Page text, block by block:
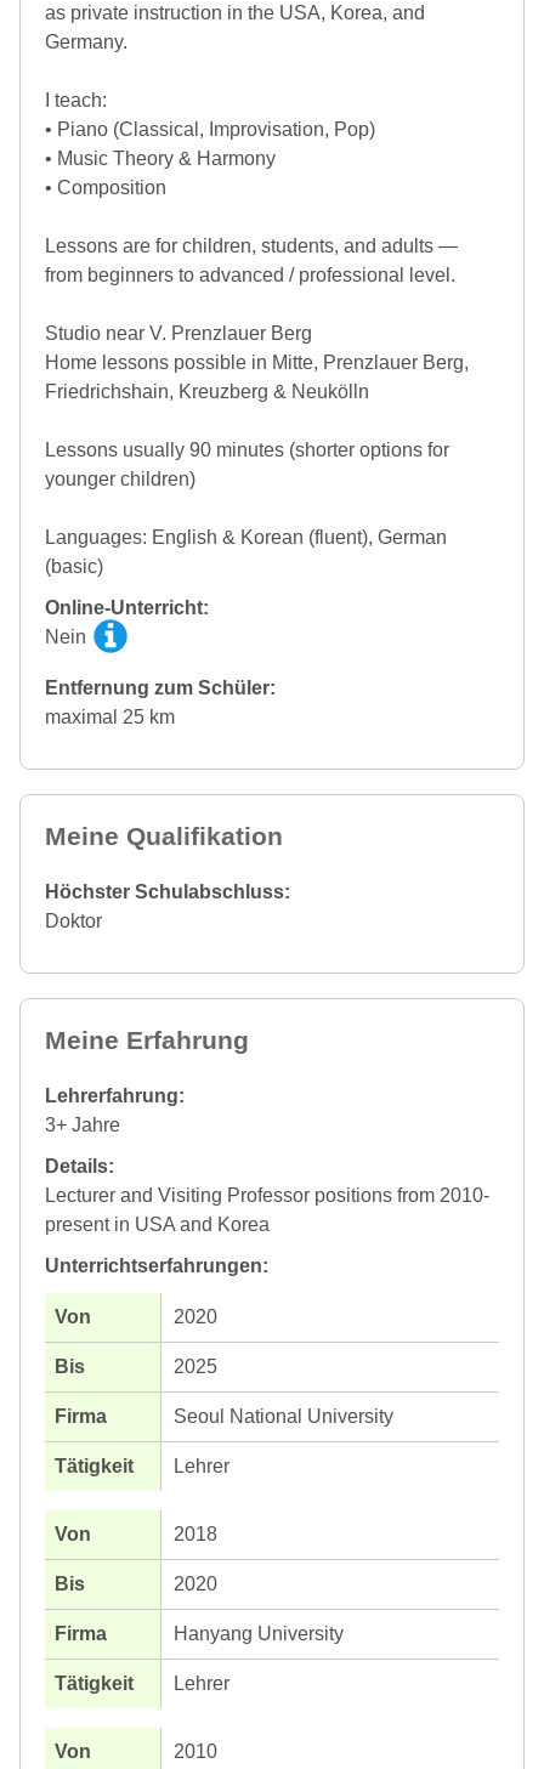
as private instruction in the USA, Korea, and
Germany.
I teach:
• Piano (Classical, Improvisation, Pop)
• Music Theory & Harmony
• Composition
Lessons are for children, students, and adults —
from beginners to advanced / professional level.
Studio near V. Prenzlauer Berg
Home lessons possible in Mitte, Prenzlauer Berg,
Friedrichshain, Kreuzberg & Neukölln
Lessons usually 90 minutes (shorter options for
younger children)
Languages: English & Korean (fluent), German
(basic)
Online-Unterricht:
Nein
Entfernung zum Schüler:
maximal 25 km
Meine Qualifikation
Höchster Schulabschluss:
Doktor
Meine Erfahrung
Lehrerfahrung:
3+ Jahre
Details:
Lecturer and Visiting Professor positions from 2010-
present in USA and Korea
Unterrichtserfahrungen:
2020
2025
Seoul National University
Lehrer
2018
2020
Hanyang University
Lehrer
2010